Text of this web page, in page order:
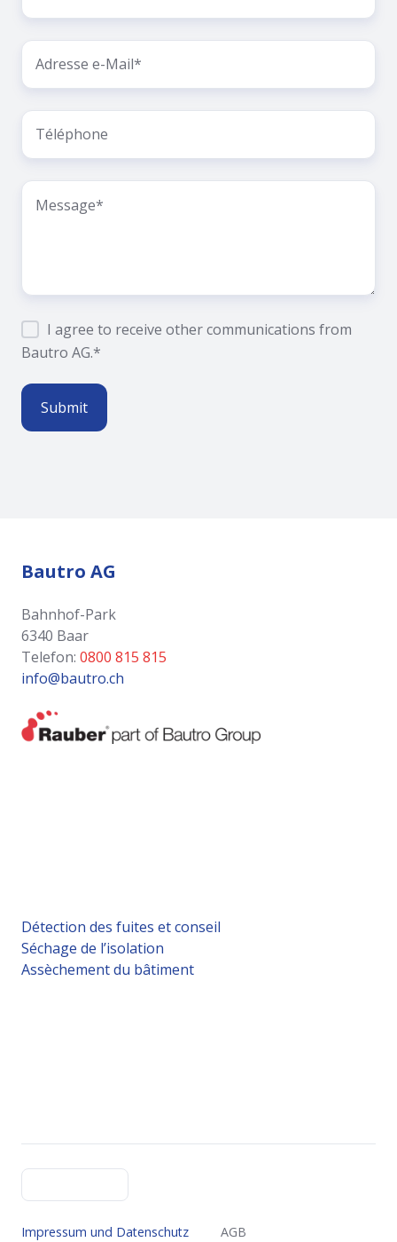
I agree to receive other communications from
Bautro AG.*
Bautro AG
Bahnhof-Park
6340 Baar
Telefon: 0800 815 815
info@bautro.ch
Détection des fuites et conseil
Séchage de l’isolation
Assèchement du bâtiment
Impressum und Datenschutz AGB